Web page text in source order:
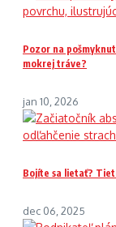
Pozor na
mokrej tráve?
jan 10, 2026
Bojíte sa lietať?
dec 06, 2025